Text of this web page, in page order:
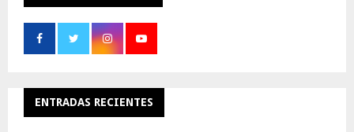
ENTRADAS RECIENTES